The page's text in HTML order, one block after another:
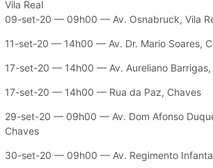
Vila Real
09-set-20 — 09h00 — Av. Osnabruck, Vila
11-set-20 — 14h00 — Av. Dr. Mario Soares,
17-set-20 — 14h00 — Av. Aureliano Barrigas,
17-set-20 — 14h00 — Rua da Paz, Chaves
29-set-20 — 09h00 — Av. Dom Afonso
Chaves
30-set-20 — 09h00 — Av. Regimento